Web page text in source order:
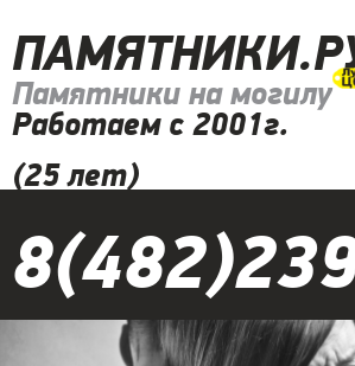
Памятники на могилу
Работаем с 2001г.
(25 лет)